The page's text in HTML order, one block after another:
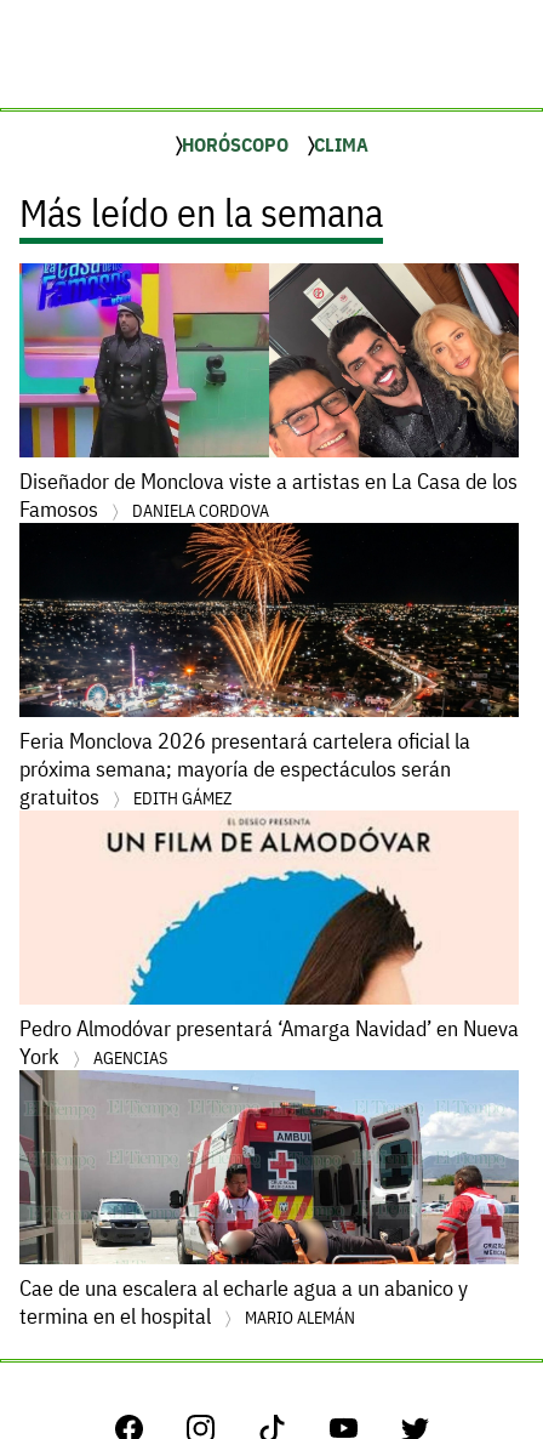
HORÓSCOPO CLIMA
Más leído en la semana
Diseñador de Monclova viste a artistas en La Casa de los
Famosos
DANIELA CORDOVA
Feria Monclova 2026 presentará cartelera oficial la
próxima semana; mayoría de espectáculos serán
gratuitos
EDITH GÁMEZ
Pedro Almodóvar presentará ‘Amarga Navidad’ en Nueva
York
AGENCIAS
Cae de una escalera al echarle agua a un abanico y
termina en el hospital
MARIO ALEMÁN